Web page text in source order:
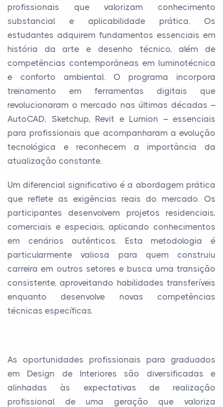
profissionais que valorizam conhecimento
substancial e aplicabilidade prática. Os
estudantes adquirem fundamentos essenciais em
história da arte e desenho técnico, além de
competências contemporâneas em luminotécnica
e conforto ambiental. O programa incorpora
treinamento em ferramentas digitais que
revolucionaram o mercado nas últimas décadas –
AutoCAD, Sketchup, Revit e Lumion – essenciais
para profissionais que acompanharam a evolução
tecnológica e reconhecem a importância da
atualização constante.
Um diferencial significativo é a abordagem prática
que reflete as exigências reais do mercado. Os
participantes desenvolvem projetos residenciais,
comerciais e especiais, aplicando conhecimentos
em cenários autênticos. Esta metodologia é
particularmente valiosa para quem construiu
carreira em outros setores e busca uma transição
consistente, aproveitando habilidades transferíveis
enquanto desenvolve novas competências
técnicas específicas.
As oportunidades profissionais para graduados
em Design de Interiores são diversificadas e
alinhadas às expectativas de realização
profissional de uma geração que valoriza